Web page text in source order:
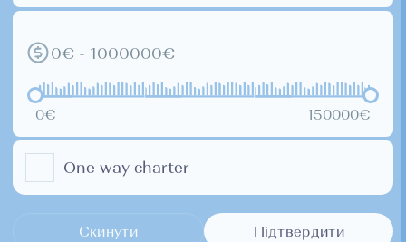
0€ - 1000000€
0€ 150000€
One way charter
Скинути Підтвердити